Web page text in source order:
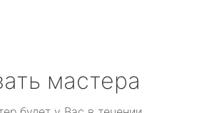
мастера